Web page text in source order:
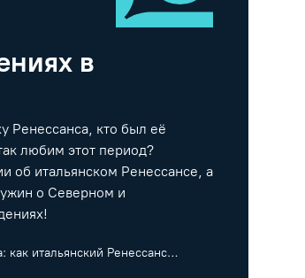
в
Ренессанса, кто был её
любим этот период?
об итальянском Ренессансе, а
о Северном и
как итальянский Ренессанс